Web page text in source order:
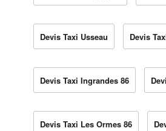
Devis Taxi Usseau Devis
Devis Taxi Ingrandes 86
Devis Taxi Les Ormes 86